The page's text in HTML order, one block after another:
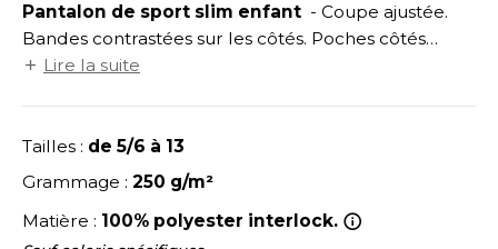
VISIBILITE
DE MAISON
IN EUROPE
LABEL / TEAR AWAY
BY PROMODORO
ROW
Pantalon de sport slim enfant
Bandes contrastées sur les côtés. Poches côtés
zippées. Taille élastiquée avec cordon intérieur. Zip
Lire la suite
Tailles : de 5/6 à 13
Grammage : 250 g/m²
Matière : 100% polyester interlock.